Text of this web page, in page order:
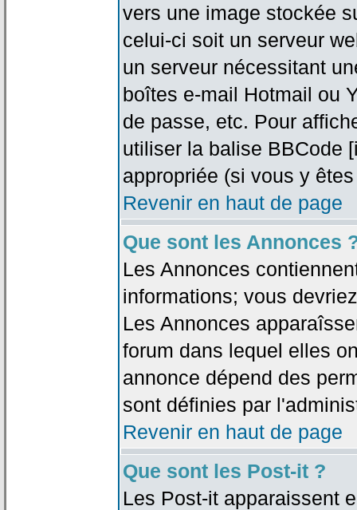
vers une image stockée
celui-ci soit un serveur
un serveur nécessitant
boîtes e-mail Hotmail ou
de passe, etc. Pour
utiliser la balise BBCode
appropriée (si vous y
Revenir en haut de page
Que sont les Annonces
Les Annonces
informations; vous
Les Annonces
forum dans lequel elles
annonce dépend des
sont définies par
Revenir en haut de page
Que sont les Post-it ?
Les Post-it apparaissent